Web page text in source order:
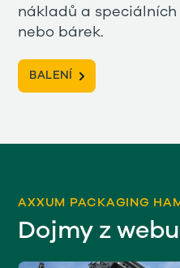
nákladů a
nebo bárek.
BALENÍ
AXXUM PACKAGING
Dojmy z webu